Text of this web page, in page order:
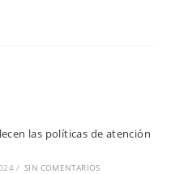
las políticas de atención
/ SIN COMENTARIOS